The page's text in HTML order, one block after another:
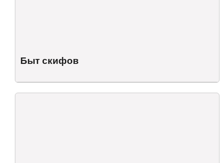
Быт скифов